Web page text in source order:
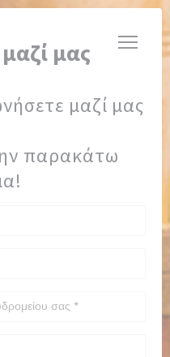
(Cookies)
μας
μαζί μας
παρακάτω